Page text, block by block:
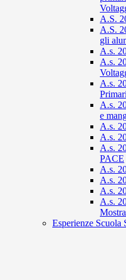
A.S.
A.S.
gli
A.s.
A.s.
A.s.
A.s.
e
A.s.
A.s.
A.s.
PACE
A.s.
A.s.
A.s.
A.s.
Esperienze Scuola